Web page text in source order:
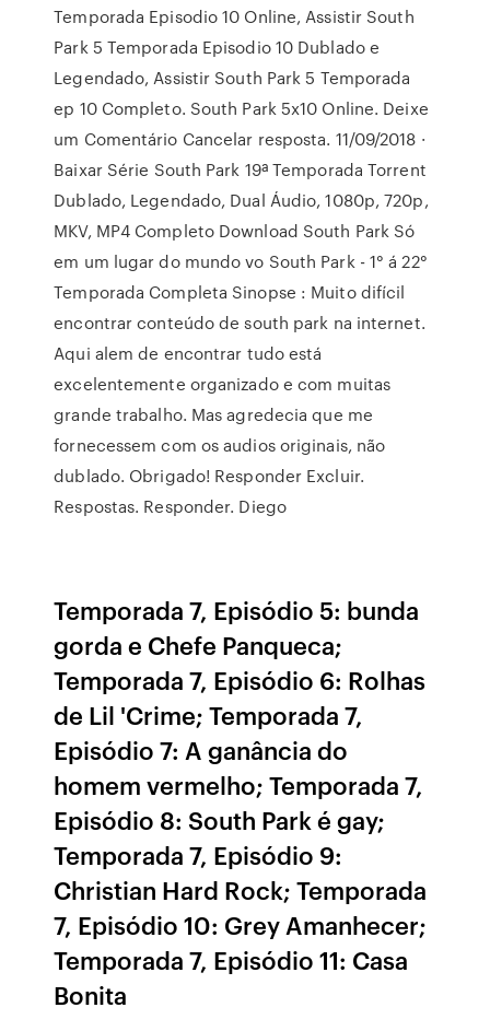
Temporada Episodio 10 Online, Assistir South
Park 5 Temporada Episodio 10 Dublado e
Legendado, Assistir South Park 5 Temporada
ep 10 Completo. South Park 5x10 Online. Deixe
um Comentário Cancelar resposta. 11/09/2018 ·
Baixar Série South Park 19ª Temporada Torrent
Dublado, Legendado, Dual Áudio, 1080p, 720p,
MKV, MP4 Completo Download South Park Só
em um lugar do mundo vo South Park - 1° á 22°
Temporada Completa Sinopse : Muito difícil
encontrar conteúdo de south park na internet.
Aqui alem de encontrar tudo está
excelentemente organizado e com muitas
grande trabalho. Mas agredecia que me
fornecessem com os audios originais, não
dublado. Obrigado! Responder Excluir.
Respostas. Responder. Diego
Temporada 7, Episódio 5: bunda
gorda e Chefe Panqueca;
Temporada 7, Episódio 6: Rolhas
de Lil 'Crime; Temporada 7,
Episódio 7: A ganância do
homem vermelho; Temporada 7,
Episódio 8: South Park é gay;
Temporada 7, Episódio 9:
Christian Hard Rock; Temporada
7, Episódio 10: Grey Amanhecer;
Temporada 7, Episódio 11: Casa
Bonita